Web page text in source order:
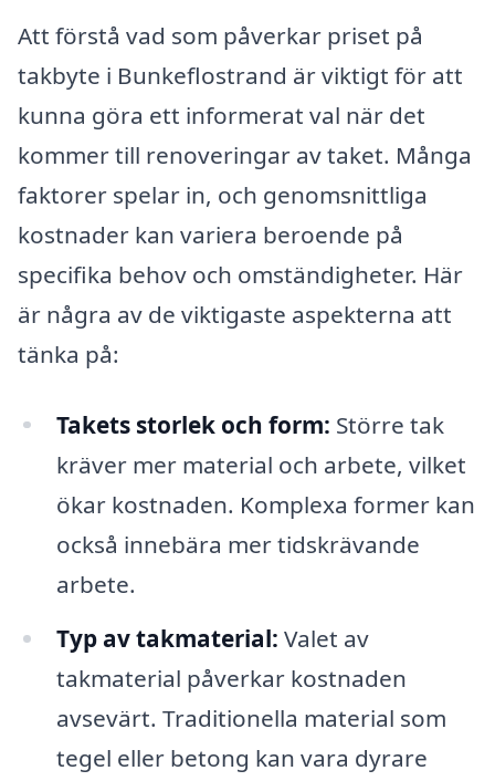
Att förstå vad som påverkar priset på
takbyte i Bunkeflostrand är viktigt för att
kunna göra ett informerat val när det
kommer till renoveringar av taket. Många
faktorer spelar in, och genomsnittliga
kostnader kan variera beroende på
specifika behov och omständigheter. Här
är några av de viktigaste aspekterna att
tänka på:
Takets storlek och form: Större tak
kräver mer material och arbete, vilket
ökar kostnaden. Komplexa former kan
också innebära mer tidskrävande
arbete.
Typ av takmaterial: Valet av
takmaterial påverkar kostnaden
avsevärt. Traditionella material som
tegel eller betong kan vara dyrare